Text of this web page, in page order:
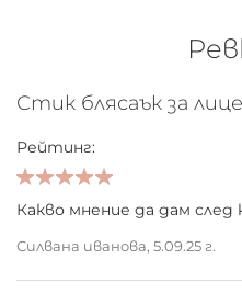
Стик блясаък за
Рейтинг:
Какво мнение да дам след
Силвана иванова, 5.09.25 г.